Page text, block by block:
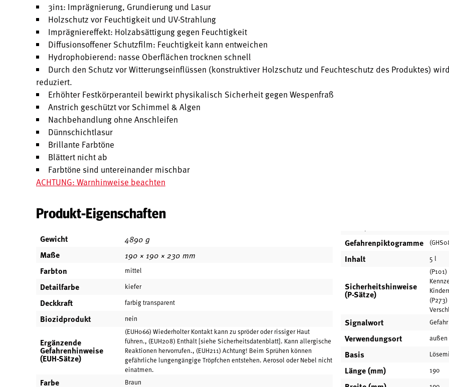
3in1: Imprägnierung, Grundierung und Lasur
Holzschutz vor Feuchtigkeit und UV-Strahlung
Imprägniereffekt: Holzabsättigung gegen Feuchtigkeit
Diffusionsoffener Schutzfilm: Feuchtigkeit kann entweichen
Hydrophobierend: nasse Oberflächen trocknen schnell
Durch den Schutz vor Witterungseinflüssen (konstruktiver Holzschutz und Feuchteschutz des Produktes)
reduziert.
Erhöhter Festkörperanteil bewirkt physikalisch Sicherheit gegen Wespenfraß
Anstrich geschützt vor Schimmel & Algen
Nachbehandlung ohne Anschleifen
Dünnschichtlasur
Brillante Farbtöne
Blättert nicht ab
Farbtöne sind untereinander mischbar
ACHTUNG: Warnhinweise beachten
Produkt-Eigenschaften
Gewicht 4890 g
Maße 190 × 190 × 230 mm
Farbton mittel
Detailfarbe kiefer
Deckkraft farbig transparent
Biozidprodukt nein
Ergänzende
Gefahrenhinweise
(EUH-Sätze)
(EUH066) Wiederholter Kontakt kann zu spröder oder rissiger Haut
führen., (EUH208) Enthält [siehe Sicherheitsdatenblatt]. Kann allergische
Reaktionen hervorrufen., (EUH211) Achtung! Beim Sprühen können
gefährliche lungengängige Tröpfchen entstehen. Aerosol oder Nebel nicht
einatmen.
Farbe Braun
Gefahrenpiktogramme
Inhalt 5 l
Sicherheitshinweise
(P-Sätze)
Signalwort Gefahr
Verwendungsort außen
Basis
Länge (mm) 190